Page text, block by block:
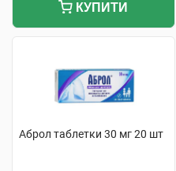
КУПИТИ
Аброл таблетки 30 мг 20 шт